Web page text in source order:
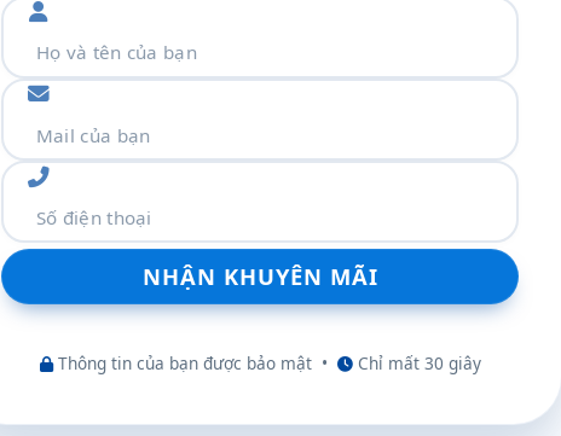
Thông tin của bạn được bảo mật • Chỉ mất 30 giây
lại hình ảnh sắc nét, giàu chi tiết mà vẫn đủ nhẹ
mọi chuyển động trong game, đặc biệt là các tựa
nhòe. Cùng với đó, thời gian phản hồi nhanh (1ms
thêm